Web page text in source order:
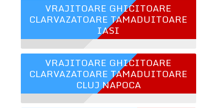
VRAJITOARE GHICITOARE
CLARVAZATOARE TAMADUITOARE
IASI
VRAJITOARE GHICITOARE
CLARVAZATOARE TAMADUITOARE
CLUJ NAPOCA